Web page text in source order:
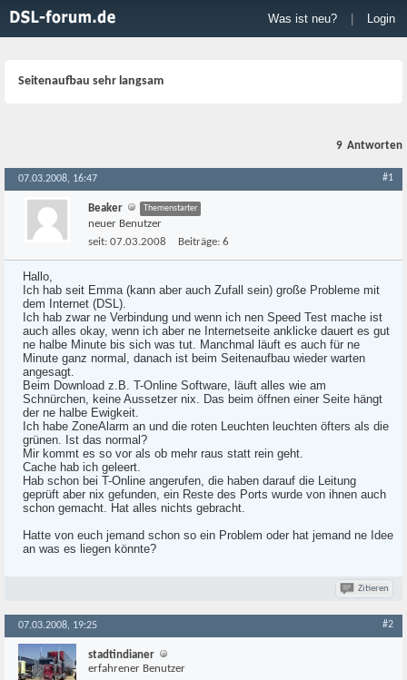
Was ist neu? Login
Seitenaufbau sehr langsam
9 Antworten
07.03.2008, 16:47 #1
Beaker Themenstarter
neuer Benutzer
seit: 07.03.2008 Beiträge: 6
Hallo,
Ich hab seit Emma (kann aber auch Zufall sein) große Probleme mit
dem Internet (DSL).
Ich hab zwar ne Verbindung und wenn ich nen Speed Test mache ist
auch alles okay, wenn ich aber ne Internetseite anklicke dauert es gut
ne halbe Minute bis sich was tut. Manchmal läuft es auch für ne
Minute ganz normal, danach ist beim Seitenaufbau wieder warten
angesagt.
Beim Download z.B. T-Online Software, läuft alles wie am
Schnürchen, keine Aussetzer nix. Das beim öffnen einer Seite hängt
der ne halbe Ewigkeit.
Ich habe ZoneAlarm an und die roten Leuchten leuchten öfters als die
grünen. Ist das normal?
Mir kommt es so vor als ob mehr raus statt rein geht.
Cache hab ich geleert.
Hab schon bei T-Online angerufen, die haben darauf die Leitung
geprüft aber nix gefunden, ein Reste des Ports wurde von ihnen auch
schon gemacht. Hat alles nichts gebracht.
Hatte von euch jemand schon so ein Problem oder hat jemand ne Idee
an was es liegen könnte?
Zitieren
07.03.2008, 19:25 #2
stadtindianer
erfahrener Benutzer